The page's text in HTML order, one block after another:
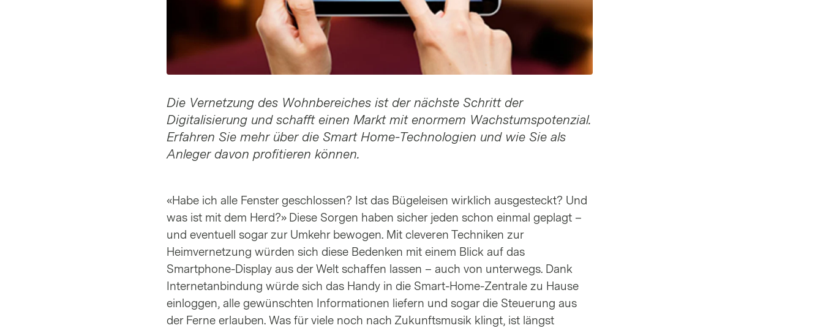
Die Vernetzung des Wohnbereiches ist der nächste Schritt der
Digitalisierung und schafft einen Markt mit enormem Wachstumspotenzial.
Erfahren Sie mehr über die Smart Home-Technologien und wie Sie als
Anleger davon profitieren können.
«Habe ich alle Fenster geschlossen? Ist das Bügeleisen wirklich ausgesteckt? Und
was ist mit dem Herd?» Diese Sorgen haben sicher jeden schon einmal geplagt –
und eventuell sogar zur Umkehr bewogen. Mit cleveren Techniken zur
Heimvernetzung würden sich diese Bedenken mit einem Blick auf das
Smartphone-Display aus der Welt schaffen lassen – auch von unterwegs. Dank
Internetanbindung würde sich das Handy in die Smart-Home-Zentrale zu Hause
einloggen, alle gewünschten Informationen liefern und sogar die Steuerung aus
der Ferne erlauben. Was für viele noch nach Zukunftsmusik klingt, ist längst